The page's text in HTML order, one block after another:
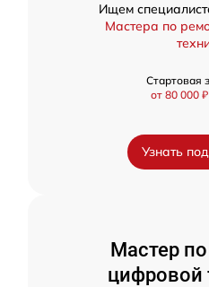
Ищем
Мастера по
Стартовая
от 80 000 ₽
Узнать
Мастер
цифровой